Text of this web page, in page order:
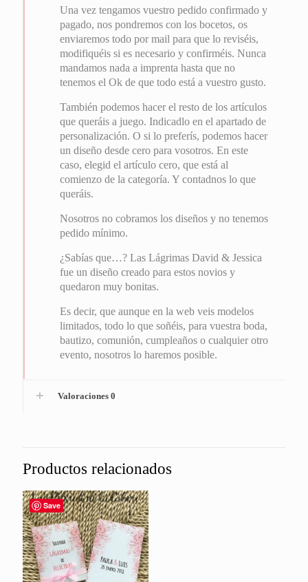
Una vez tengamos vuestro pedido confirmado y
pagado, nos pondremos con los bocetos, os
enviaremos todo por mail para que lo reviséis,
modifiquéis si es necesario y confirméis. Nunca
mandamos nada a imprenta hasta que no
tenemos el Ok de que todo está a vuestro gusto.
También podemos hacer el resto de los artículos
que queráis a juego. Indicadlo en el apartado de
personalización. O si lo preferís, podemos hacer
un diseño desde cero para vosotros. En este
caso, elegid el artículo cero, que está al
comienzo de la categoría. Y contadnos lo que
queráis.
Nosotros no cobramos los diseños y no tenemos
pedido mínimo.
¿Sabías que…? Las Lágrimas David & Jessica
fue un diseño creado para estos novios y
quedaron muy bonitas.
Es decir, que aunque en la web veis modelos
limitados, todo lo que soñéis, para vuestra boda,
bautizo, comunión, cumpleaños o cualquier otro
evento, nosotros lo haremos posible.
Valoraciones 0
Productos relacionados
Save